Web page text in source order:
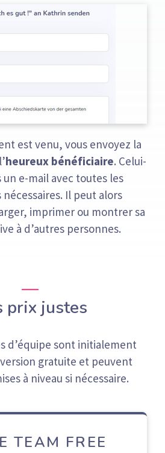
est venu, vous envoyez la
heureux bénéficiaire. Celui-
un e-mail avec toutes les
Il peut alors
imprimer ou montrer sa
à d’autres personnes.
prix justes
d’équipe sont initialement
gratuite et peuvent
à niveau si nécessaire.
TEAM FREE